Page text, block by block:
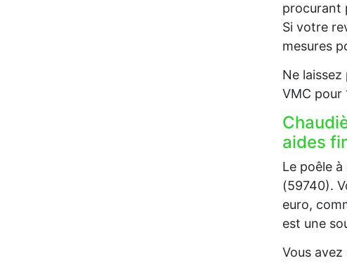
procurant
Si votre
mesures
Ne
VMC pour
aides
Le poêle
(59740).
euro,
est une
Vous